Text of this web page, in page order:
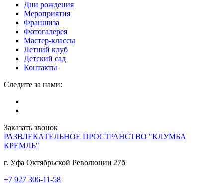
Дни рождения
Мероприятия
Франшиза
Фотогалерея
Мастер-классы
Летний клуб
Детский сад
Контакты
Следите за нами:
Заказать звонок
РАЗВЛЕКАТЕЛЬНОЕ ПРОСТРАНСТВО "КЛУМБА
КРЕМЛЬ"
г. Уфа Октябрьской Революции 27б
+7 927 306-11-58